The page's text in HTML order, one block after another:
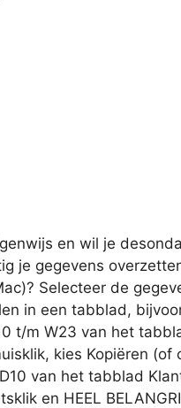
en wil je
je gegevens
Selecteer de
in een tabblad,
t/m W23 van het
kies Kopiëren (of
van het tabblad
en HEEL